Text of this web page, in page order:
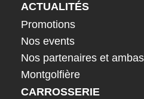
ACTUALITÉS
Promotions
Nos events
Nos partenaires et
Montgolfière
CARROSSERIE